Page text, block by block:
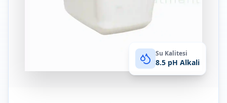
Su Kalitesi
8.5 pH Alkali